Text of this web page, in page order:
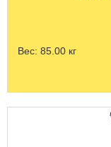
Вес: 85.00 кг